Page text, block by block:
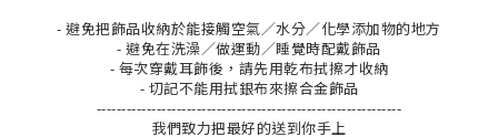
- 避免把飾品收納於能接觸空氣／水分／化學添加物的地方
- 避免在洗澡／做運動／睡覺時配戴飾品
- 每次穿戴耳飾後，請先用乾布拭擦才收納
- 切記不能用拭銀布來擦合金飾品
-------------------------------------------------------------
我們致力把最好的送到你手上